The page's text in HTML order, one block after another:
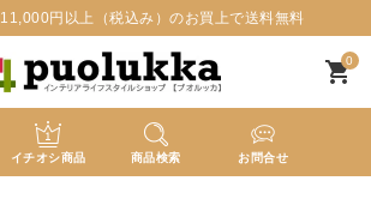
11,000円以上（税込み）のお買上で送料無料
0
shopping_cart
イチオシ商品 商品検索 お問合せ